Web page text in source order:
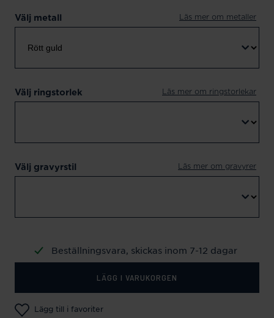
Välj metall Läs mer om metaller
Välj ringstorlek Läs mer om ringstorlekar
Välj gravyrstil Läs mer om gravyrer
Beställningsvara, skickas inom 7-12 dagar
LÄGG I VARUKORGEN
Lägg till i favoriter